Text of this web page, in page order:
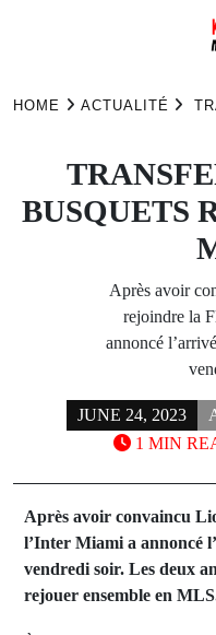
HOME ACTUALITÉ
BUSQUETS
Après avoir
rejoindre la
annoncé
JUNE 24, 2023
1 MIN
Après avoir convaincu
l’Inter Miami a annoncé
vendredi soir. Les deux
rejouer ensemble en